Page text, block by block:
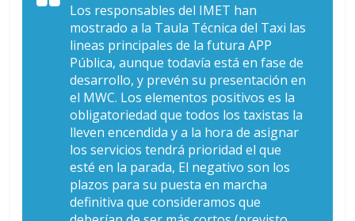
Los responsables del IMET han
mostrado a la Taula Técnica del Taxi las
lineas principales de la futura APP
Pública, aunque todavía está en fase de
desarrollo, y prevén su presentación en
el MWC. Los elementos positivos es la
obligatoriedad que todos los taxistas la
lleven encendida y a la hora de asignar
los servicios tendrá prioridad el que
esté en la parada, El negativo son los
plazos para su puesta en marcha
definitiva que consideramos que